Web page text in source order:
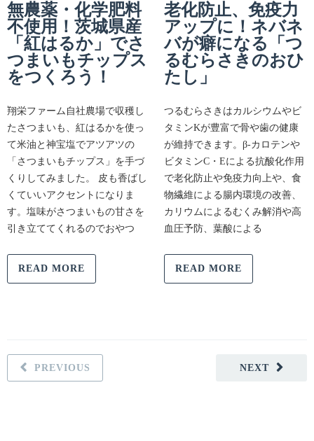
無農薬・化学肥料
不使用！茨城県産
「紅はるか」でさ
つまいもチップス
をつくろう！
翔栄ファーム自社農場で収穫し
たさつまいも、紅はるかを使っ
て米油と神宝塩でアツアツの
「さつまいもチップス」を手づ
くりしてみました。 皮も香ばし
くていいアクセントになりま
す。塩味がさつまいもの甘さを
引き立ててくれるのでおやつ
READ MORE
老化防止、免疫力
アップに！ネバネ
バが癖になる「つ
るむらさきのおひ
たし」
つるむらさきはカルシウムやビ
タミンKが豊富で骨や歯の健康
が維持できます。β-カロテンや
ビタミンC・Eによる抗酸化作用
で老化防止や免疫力向上や、食
物繊維による腸内環境の改善、
カリウムによるむくみ解消や高
血圧予防、葉酸による
READ MORE
NEXT
PREVIOUS